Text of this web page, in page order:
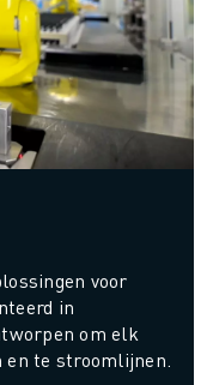
voor
in
om elk
te stroomlijnen.